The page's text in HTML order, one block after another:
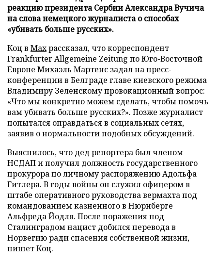
реакцию президента Сербии Александра Вучича
на слова немецкого журналиста о способах
«убивать больше русских».
Коц в Махрассказал, что корреспондент
Frankfurter Allgemeine Zeitung по Юго-Восточной
Европе Михаэль Мартенс задал на пресс-
конференции в Белграде главе киевского режима
Владимиру Зеленскому провокационный вопрос:
«Что мы конкретно можем сделать, чтобы помочь
вам убивать больше русских?». Позже журналист
попытался оправдаться в социальных сетях,
заявив о нормальности подобных обсуждений.
Выяснилось, что дед репортера был членом
НСДАП и получил должность государственного
прокурора по личному распоряжению Адольфа
Гитлера. В годы войны он служил офицером в
штабе оперативного руководства вермахта под
командованием казненного в Нюрнберге
Альфреда Йодля. После поражения под
Сталинградом нацист добился перевода в
Норвегию ради спасения собственной жизни,
пишет Коц.